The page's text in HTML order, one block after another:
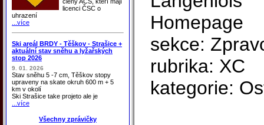
licenci ČSC o
uhrazení
...více
Ski areál BRDY - Těškov - Strašice +
aktuální stav sněhu a lyžařských
stop 2026
9. 01. 2026
Stav sněhu 5 -7 cm, Těškov stopy
upraveny na skate okruh 600 m + 5
km v okolí
Ski Strašice take projeto ale je
...více
Všechny zprávičky
Homepage
sekce:
rubrika: XC
kategorie: